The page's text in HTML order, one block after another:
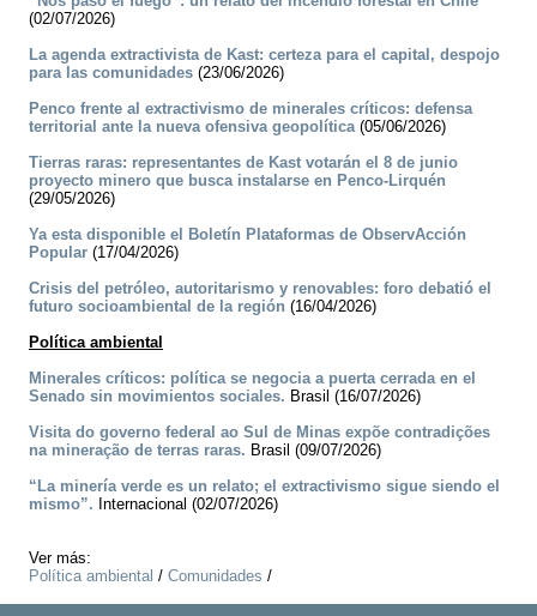
(02/07/2026)
La agenda extractivista de Kast: certeza para el capital, despojo
para las comunidades (23/06/2026)
Penco frente al extractivismo de minerales críticos: defensa
territorial ante la nueva ofensiva geopolítica(05/06/2026)
Tierras raras: representantes de Kast votarán el 8 de junio
proyecto minero que busca instalarse en Penco-Lirquén
(29/05/2026)
Ya esta disponible el Boletín Plataformas de ObservAcción
Popular (17/04/2026)
Crisis del petróleo, autoritarismo y renovables: foro debatió el
futuro socioambiental de la región (16/04/2026)
Política ambiental
Minerales críticos: política se negocia a puerta cerrada en el
Senado sin movimientos sociales. Brasil (16/07/2026)
Visita do governo federal ao Sul de Minas expõe contradições
na mineração de terras raras. Brasil (09/07/2026)
“La minería verde es un relato; el extractivismo sigue siendo el
mismo”. Internacional (02/07/2026)
Ver más:
Política ambiental / Comunidades /